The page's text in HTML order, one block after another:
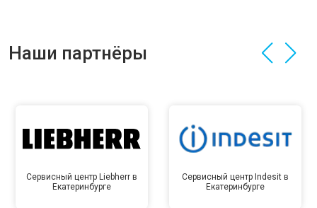
Наши партнёры
Сервисный центр Liebherr в
Екатеринбурге
Сервисный центр Indesit в
Екатеринбурге